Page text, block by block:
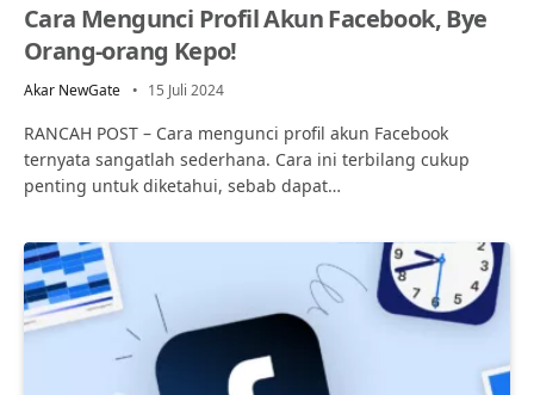
Cara Mengunci Profil Akun Facebook, Bye
Orang-orang Kepo!
Akar NewGate 15 Juli 2024
RANCAH POST – Cara mengunci profil akun Facebook
ternyata sangatlah sederhana. Cara ini terbilang cukup
penting untuk diketahui, sebab dapat…